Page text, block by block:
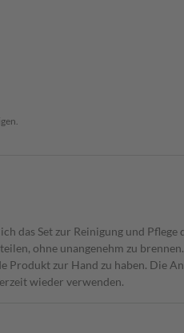
das Set zur Reinigung und
ohne unangenehm zu
Produkt zur Hand zu haben. Die
wieder verwenden.